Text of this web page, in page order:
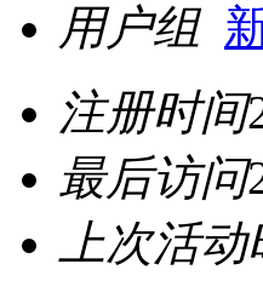
用户组
注册时间
最后访问
上次活